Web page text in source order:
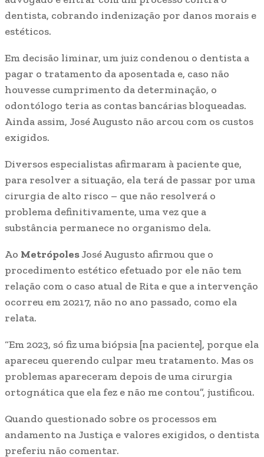
dentista, cobrando indenização por danos morais e
estéticos.
Em decisão liminar, um juiz condenou o dentista a
pagar o tratamento da aposentada e, caso não
houvesse cumprimento da determinação, o
odontólogo teria as contas bancárias bloqueadas.
Ainda assim, José Augusto não arcou com os custos
exigidos.
Diversos especialistas afirmaram à paciente que,
para resolver a situação, ela terá de passar por uma
cirurgia de alto risco – que não resolverá o
problema definitivamente, uma vez que a
substância permanece no organismo dela.
Ao MetrópolesJosé Augusto afirmou que o
procedimento estético efetuado por ele não tem
relação com o caso atual de Rita e que a intervenção
ocorreu em 20217, não no ano passado, como ela
relata.
“Em 2023, só fiz uma biópsia [na paciente], porque ela
apareceu querendo culpar meu tratamento. Mas os
problemas apareceram depois de uma cirurgia
ortognática que ela fez e não me contou”, justificou.
Quando questionado sobre os processos em
andamento na Justiça e valores exigidos, o dentista
preferiu não comentar.